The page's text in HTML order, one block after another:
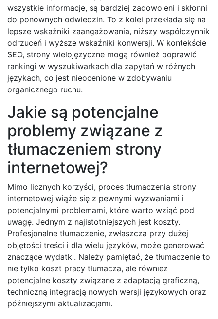
wszystkie informacje, są bardziej zadowoleni i skłonni
do ponownych odwiedzin. To z kolei przekłada się na
lepsze wskaźniki zaangażowania, niższy współczynnik
odrzuceń i wyższe wskaźniki konwersji. W kontekście
SEO, strony wielojęzyczne mogą również poprawić
rankingi w wyszukiwarkach dla zapytań w różnych
językach, co jest nieocenione w zdobywaniu
organicznego ruchu.
Jakie są potencjalne
problemy związane z
tłumaczeniem strony
internetowej?
Mimo licznych korzyści, proces tłumaczenia strony
internetowej wiąże się z pewnymi wyzwaniami i
potencjalnymi problemami, które warto wziąć pod
uwagę. Jednym z najistotniejszych jest koszty.
Profesjonalne tłumaczenie, zwłaszcza przy dużej
objętości treści i dla wielu języków, może generować
znaczące wydatki. Należy pamiętać, że tłumaczenie to
nie tylko koszt pracy tłumacza, ale również
potencjalne koszty związane z adaptacją graficzną,
techniczną integracją nowych wersji językowych oraz
późniejszymi aktualizacjami.